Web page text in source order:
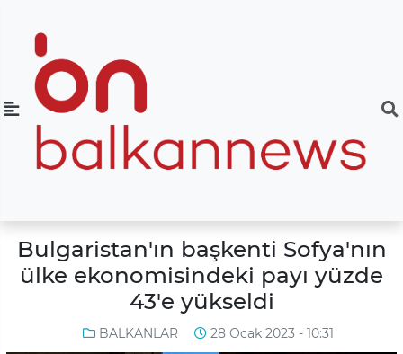
Bulgaristan'ın başkenti Sofya'nın
ülke ekonomisindeki payı yüzde
43'e yükseldi
BALKANLAR 28 Ocak 2023 - 10:31